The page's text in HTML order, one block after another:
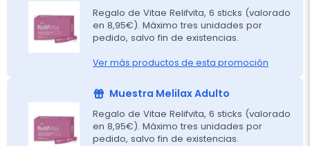
Regalo de Vitae Relifvita, 6 sticks (valorado
en 8,95€). Máximo tres unidades por
pedido, salvo fin de existencias.
Ver más productos de esta promoción
Muestra Melilax Adulto
Regalo de Vitae Relifvita, 6 sticks (valorado
en 8,95€). Máximo tres unidades por
pedido, salvo fin de existencias.